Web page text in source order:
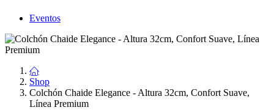
Eventos
Shop
Colchón Chaide Elegance - Altura 32cm, Confort Suave,
Línea Premium